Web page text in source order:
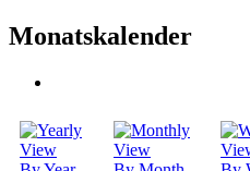
Monatskalender